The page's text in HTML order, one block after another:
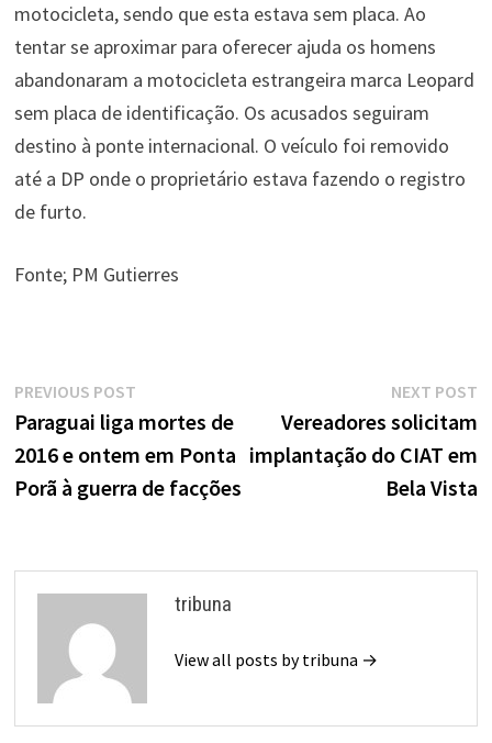
motocicleta, sendo que esta estava sem placa. Ao
tentar se aproximar para oferecer ajuda os homens
abandonaram a motocicleta estrangeira marca Leopard
sem placa de identificação. Os acusados seguiram
destino à ponte internacional. O veículo foi removido
até a DP onde o proprietário estava fazendo o registro
de furto.
Fonte; PM Gutierres
Navegação
de
Post
PREVIOUS POSTPrevious
post:
Paraguai liga mortes de
2016 e ontem em Ponta
Porã à guerra de facções
NEXT POST
Vereadores solicitam
implantação do CIAT em
Bela Vista
tribuna
View all posts by tribuna →